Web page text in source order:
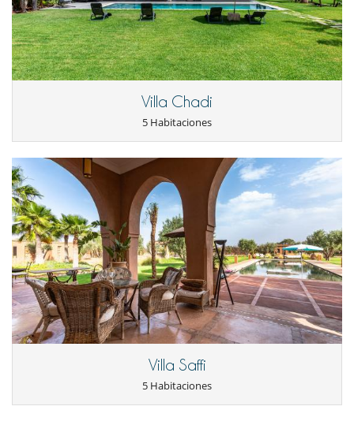
Villa Chadi
5 Habitaciones
Villa Saffi
5 Habitaciones